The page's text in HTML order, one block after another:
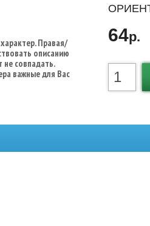
Правая/
описанию
не совпадать.
важные для Вас
64р.